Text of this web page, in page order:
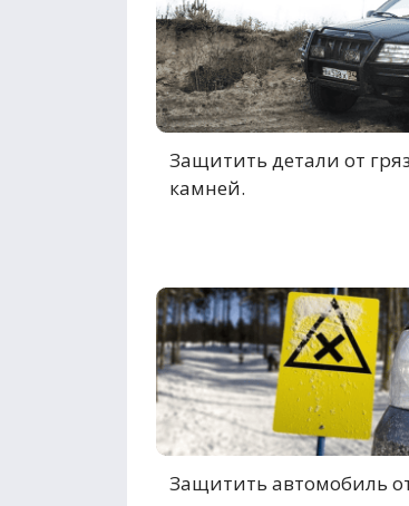
Защитить детали от
камней.
Защитить автомобиль